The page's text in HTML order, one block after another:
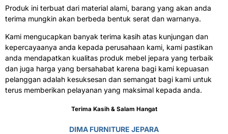
Produk ini terbuat dari material alami, barang yang akan anda
terima mungkin akan berbeda bentuk serat dan warnanya.
Kami mengucapkan banyak terima kasih atas kunjungan dan
kepercayaanya anda kepada perusahaan kami, kami pastikan
anda mendapatkan kualitas produk mebel jepara yang terbaik
dan juga harga yang bersahabat karena bagi kami kepuasan
pelanggan adalah kesuksesan dan semangat bagi kami untuk
terus memberikan pelayanan yang maksimal kepada anda.
Terima Kasih & Salam Hangat
DIMA FURNITURE JEPARA